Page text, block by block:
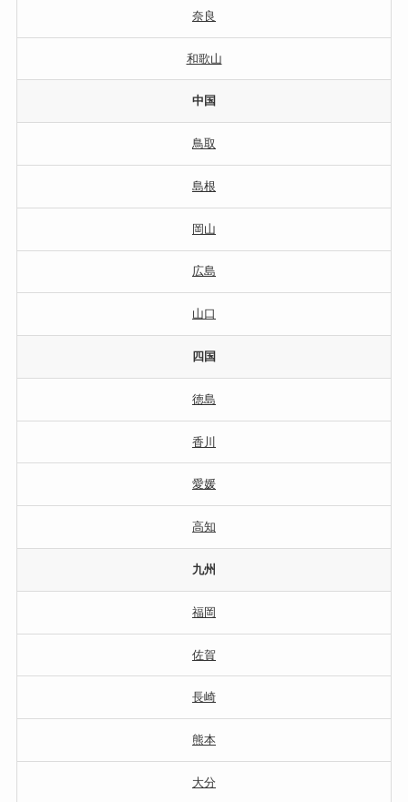
奈良
和歌山
中国
鳥取
島根
岡山
広島
山口
四国
徳島
香川
愛媛
高知
九州
福岡
佐賀
長崎
熊本
大分